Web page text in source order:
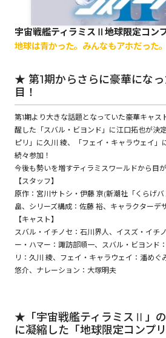
コミックガルド
コミッククリエ
リキューレ
コミックパルフェ
コミックエッセイ
宇宙戦艦ティラミスⅡ地球限定コン
地球は青かった。みんなもアホだった。
★ 第1期からさらに豪華にな
目！
第1期より大きな話題となっていた豪華キャ
醒した「スバル・ビヨンド」に江口拓也が決
ピリ」に久川 綾、「フェイ・キャラウェイ」
続々参加！
今後も勢いを増すティラミスワールドから目
【スタッフ】
原作：宮川サトシ・伊藤 亰(新潮社「くらげ
畠、シリーズ構成：佐藤 裕、キャラクターデ
【キャスト】
スバル・イチノセ：石川界人、イスズ・イチ
ー・ハマー：諏訪部順一、スバル・ビヨンド
リ：久川 綾、フェイ・キャラウェイ：潘めぐ
悠介、ナレーション：大塚明夫
★「宇宙戦艦ティラミスⅡ」
に凝縮した「地球限定コンプ